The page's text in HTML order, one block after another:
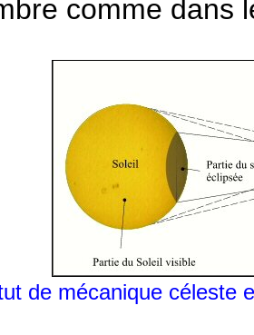
comme dans
de mécanique céleste